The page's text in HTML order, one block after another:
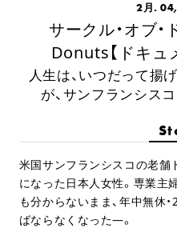
2月.
サークル・オブ
Donuts【ドキュ
人生は、いつだって揚
が、サンフランシス
米国サンフランシスコの老舗
になった日本人女性。専業主
も分からないまま、年中無休
ばならなくなった―。